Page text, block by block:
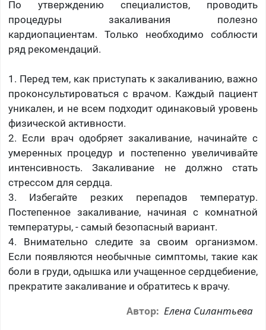
По утверждению специалистов, проводить
процедуры закаливания полезно
кардиопациентам. Только необходимо соблюсти
ряд рекомендаций.
1. Перед тем, как приступать к закаливанию, важно
проконсультироваться с врачом. Каждый пациент
уникален, и не всем подходит одинаковый уровень
физической активности.
2. Если врач одобряет закаливание, начинайте с
умеренных процедур и постепенно увеличивайте
интенсивность. Закаливание не должно стать
стрессом для сердца.
3. Избегайте резких перепадов температур.
Постепенное закаливание, начиная с комнатной
температуры, - самый безопасный вариант.
4. Внимательно следите за своим организмом.
Если появляются необычные симптомы, такие как
боли в груди, одышка или учащенное сердцебиение,
прекратите закаливание и обратитесь к врачу.
Автор: Елена Силантьева